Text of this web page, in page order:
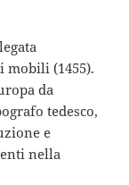
mobili (1455).
da
tedesco,
e
nella